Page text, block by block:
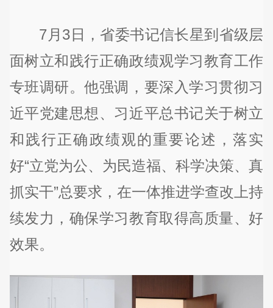
7月3日，省委书记信长星到省级层
面树立和践行正确政绩观学习教育工作
专班调研。他强调，要深入学习贯彻习
近平党建思想、习近平总书记关于树立
和践行正确政绩观的重要论述，落实
好“立党为公、为民造福、科学决策、真
抓实干”总要求，在一体推进学查改上持
续发力，确保学习教育取得高质量、好
效果。